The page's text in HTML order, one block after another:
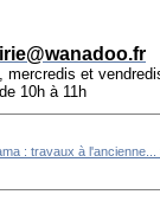
et
10h à 11h
: travaux à l'ancienne...